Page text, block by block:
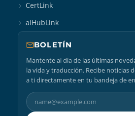
CertLink
aiHubLink
BOLETÍN
Mantente al día de las últimas
la vida y traducción. Recibe noticias
a ti directamente en tu bandeja de